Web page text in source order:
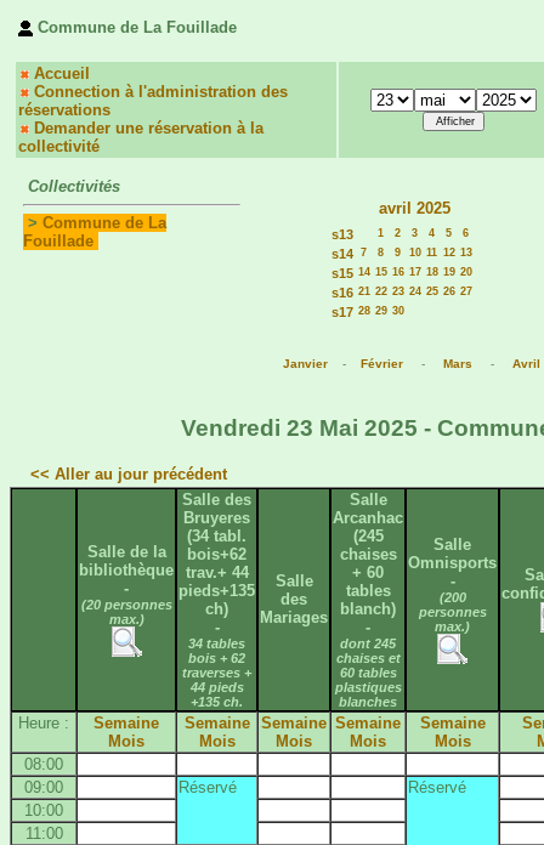
Commune de La Fouillade
Accueil
Connection à l'administration des
réservations
Demander une réservation à la
collectivité
Collectivités
> Commune de La
Fouillade
avril 2025
s13 1 2 3 4 5 6
s14 7 8 9 10 11 12 13
s15 14 15 16 17 18 19 20
s16 21 22 23 24 25 26 27
s17 28 29 30
Janvier - Février - Mars - Avril
Vendredi 23 Mai 2025 -
<< Aller au jour précédent
Salle de la
bibliothèque
-
(20 personnes
max.)
Salle des
Bruyeres
(34 tabl.
bois+62
trav.+ 44
pieds+135
ch)
-
34 tables
bois + 62
traverses +
44 pieds
+135 ch.
Salle
des
Mariages
Salle
Arcanhac
(245
chaises
+ 60
tables
blanch)
-
dont 245
chaises et
60 tables
plastiques
blanches
Salle
Omnisports
-
(200
personnes
max.)
Heure :
Semaine
Mois
Semaine
Mois
Semaine
Mois
Semaine
Mois
Semaine
Mois
08:00
09:00
Réservé
Réservé
10:00
11:00